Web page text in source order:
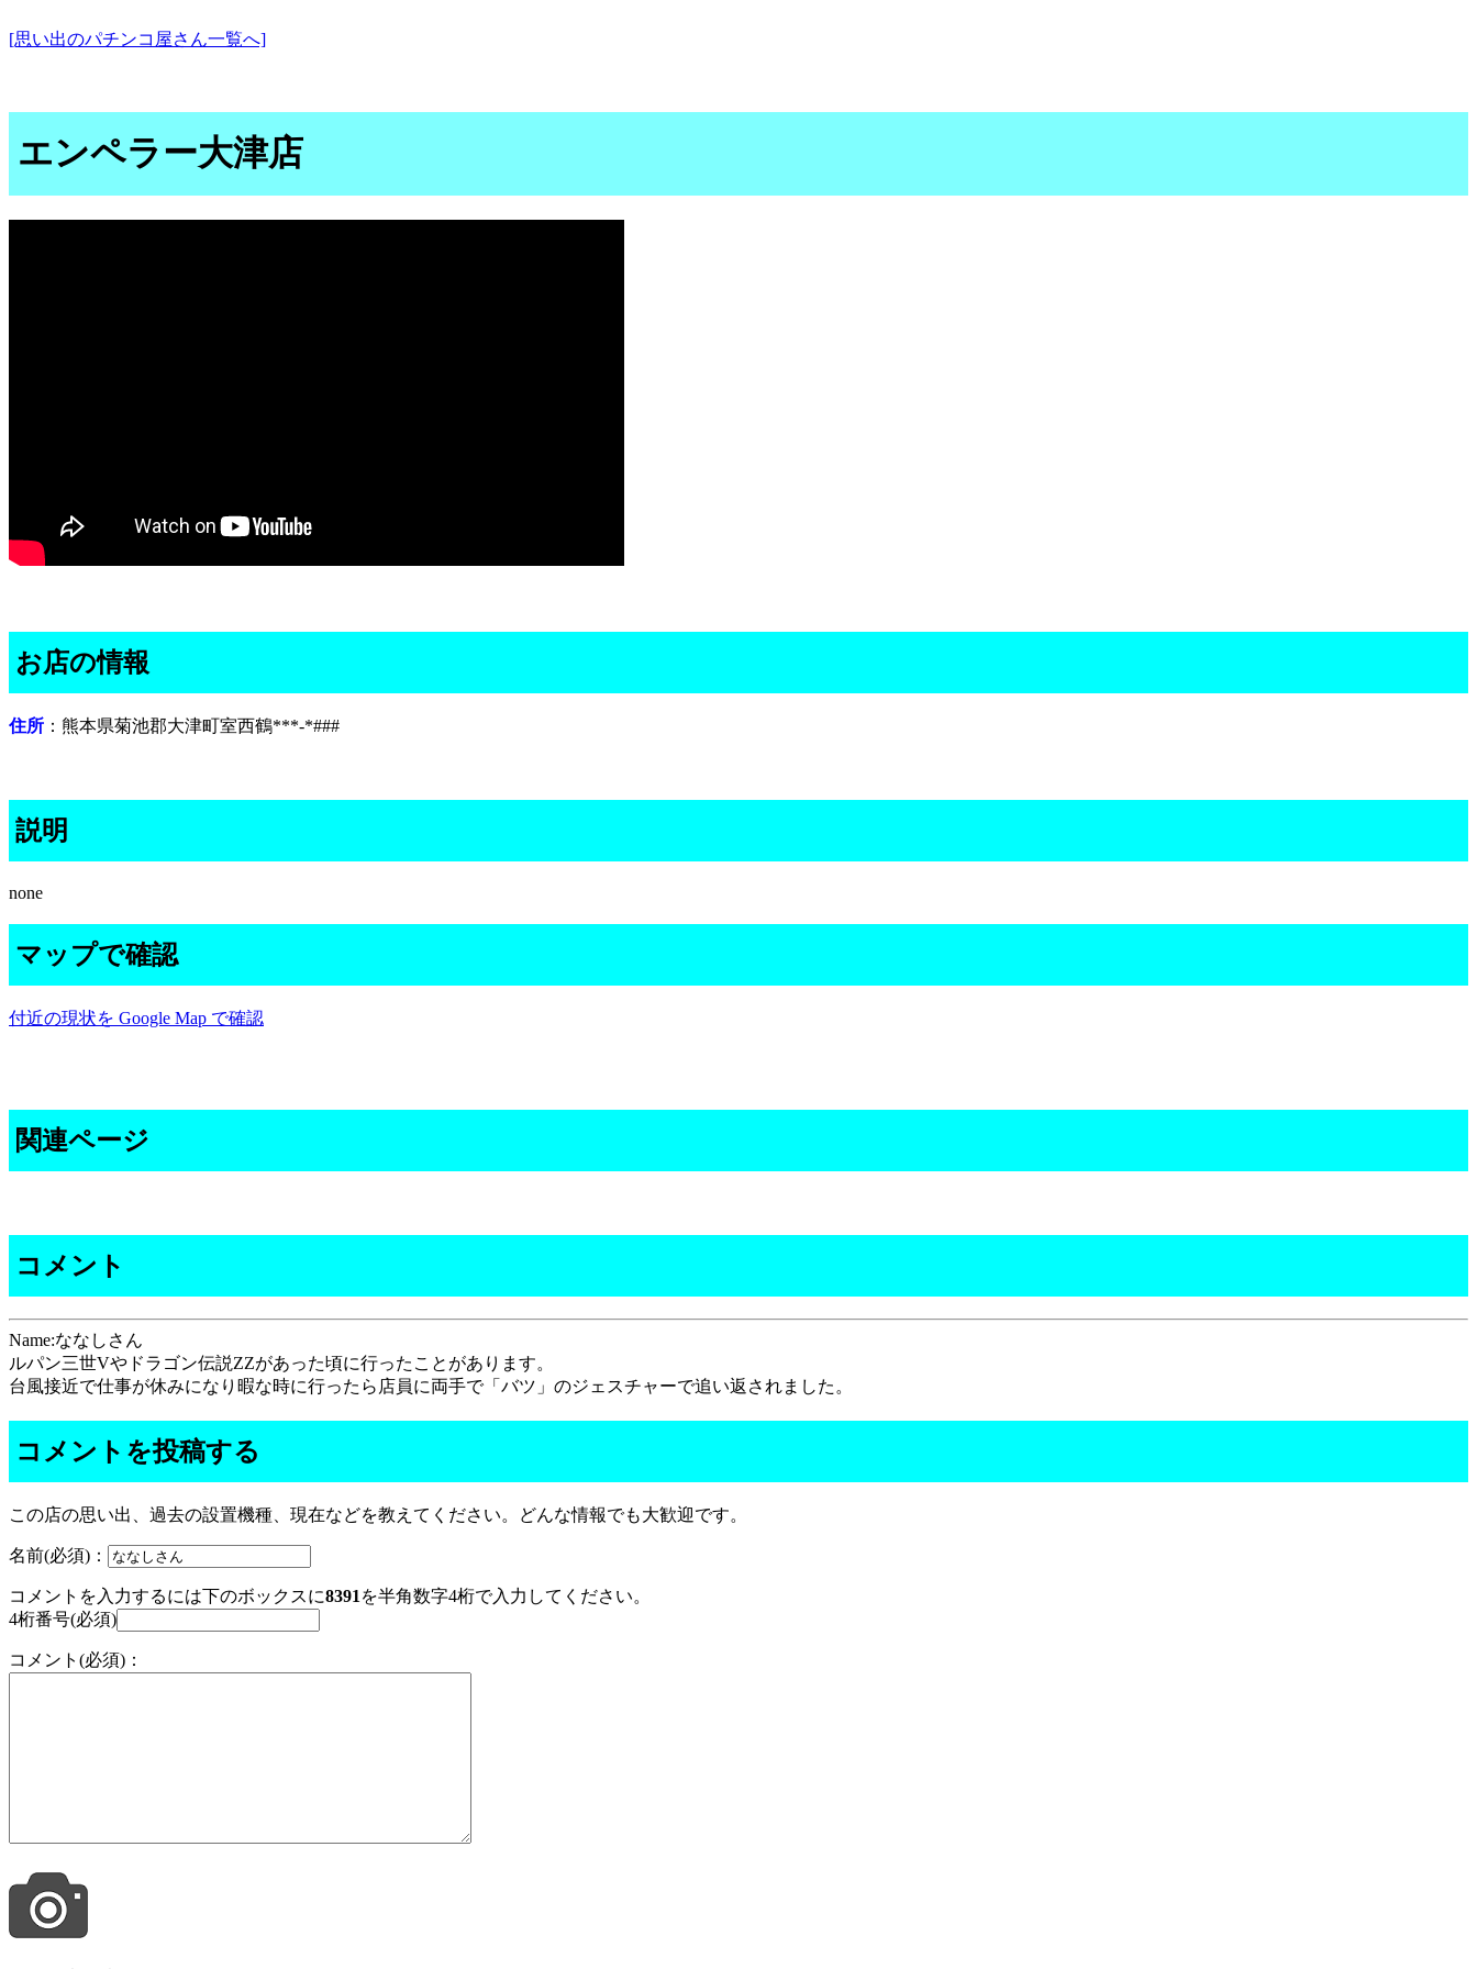
[思い出のパチンコ屋さん一覧へ]
エンペラー大津店
お店の情報
住所 ：熊本県菊池郡大津町室西鶴***-*###
説明
none
マップで確認
付近の現状を Google Map で確認
関連ページ
コメント
Name:ななしさん
ルパン三世Vやドラゴン伝説ZZがあった頃に行ったことがあります。
台風接近で仕事が休みになり暇な時に行ったら店員に両手で「バツ」のジェスチャーで追い返されました。
コメントを投稿する
この店の思い出、過去の設置機種、現在などを教えてください。どんな情報でも大歓迎です。
名前(必須)：
コメントを入力するには下のボックスに8391 を半角数字4桁で入力してください。
4桁番号(必須)
コメント(必須)：